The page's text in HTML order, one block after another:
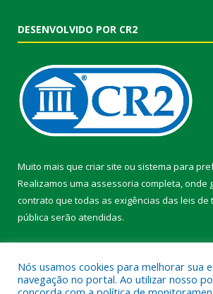
DESENVOLVIDO POR CR2
Muito mais que criar site ou sistema para
Realizamos uma assessoria completa, onde
contrato que todas as exigências das leis de
pública serão atendidas.
Nós usamos cookies para melhorar sua
navegação no portal. Ao utilizar nosso